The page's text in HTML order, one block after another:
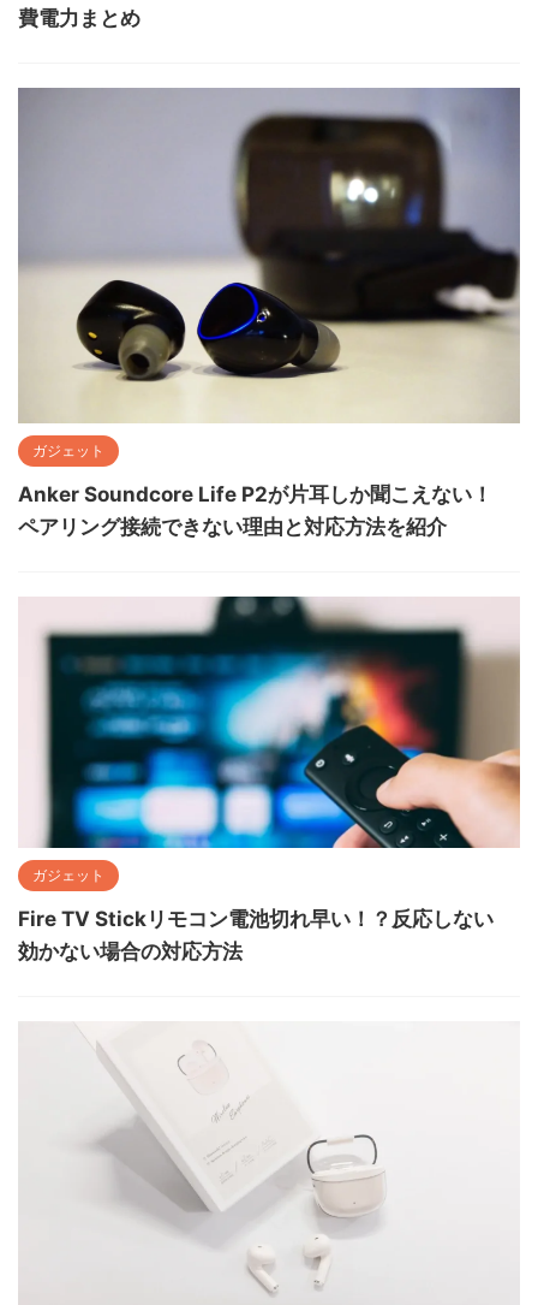
費電力まとめ
ガジェット
Anker Soundcore Life P2が片耳しか聞こえない！
ペアリング接続できない理由と対応方法を紹介
ガジェット
Fire TV Stickリモコン電池切れ早い！？反応しない
効かない場合の対応方法